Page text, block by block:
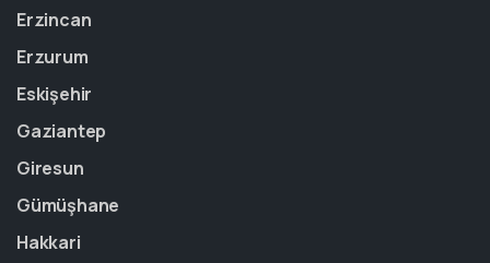
Erzincan
Erzurum
Eskişehir
Gaziantep
Giresun
Gümüşhane
Hakkari